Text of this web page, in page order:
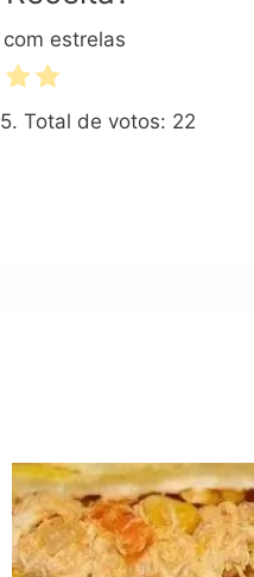
estrelas
Total de votos: 22